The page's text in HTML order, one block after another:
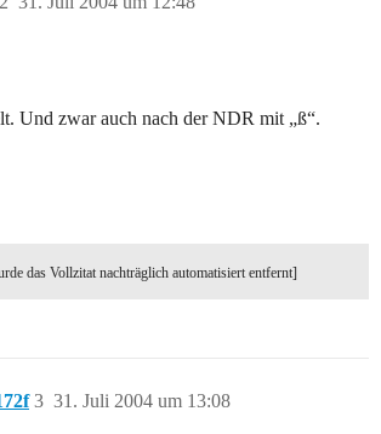
Und zwar auch nach der NDR mit „ß“.
das Vollzitat nachträglich automatisiert entfernt]
31. Juli 2004 um 13:08
3